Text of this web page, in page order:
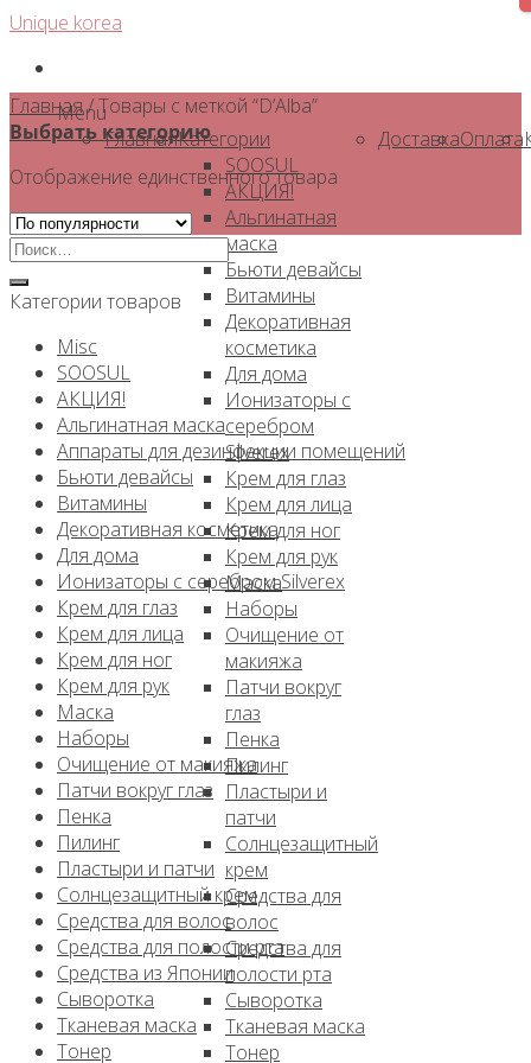
Skip
content
Unique korea
Menu
ГлавнаяКатегории
SOOSUL
АКЦИЯ!
Альгинатная
маска
Бьюти девайсы
Витамины
Декоративная
косметика
Для дома
Ионизаторы с
серебром
Silverex
Крем для глаз
Крем для лица
Крем для ног
Крем для рук
Маска
Наборы
Очищение от
макияжа
Патчи вокруг
глаз
Пенка
Пилинг
Пластыри и
патчи
Солнцезащитный
крем
Средства для
волос
Средства для
полости рта
Сыворотка
Тканевая маска
Тонер
ДоставкаОплата
Главная/Товары с меткой “D’Alba”
Выбрать категорию
Отображение единственного товара
Искать:
Категории товаров
Misc
SOOSUL
АКЦИЯ!
Альгинатная маска
Аппараты для дезинфекции помещений
Бьюти девайсы
Витамины
Декоративная косметика
Для дома
Ионизаторы с серебром Silverex
Крем для глаз
Крем для лица
Крем для ног
Крем для рук
Маска
Наборы
Очищение от макияжа
Патчи вокруг глаз
Пенка
Пилинг
Пластыри и патчи
Солнцезащитный крем
Средства для волос
Средства для полости рта
Средства из Японии
Сыворотка
Тканевая маска
Тонер